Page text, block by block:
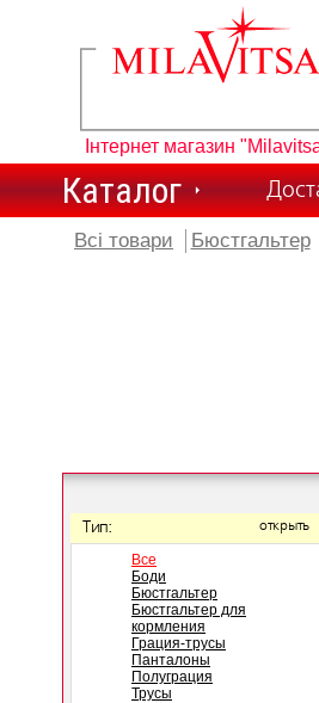
Інтернет магазин
Каталог
Всі товари Бюстгальтер
Тип: открыть
Все
Боди
Бюстгальтер
Бюстгальтер для
кормления
Грация-трусы
Панталоны
Полуграция
Трусы